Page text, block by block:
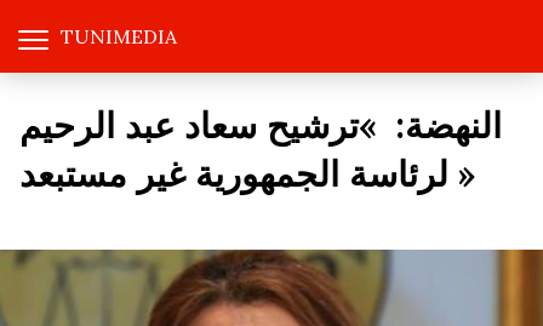
TUNIMEDIA
النهضة: »ترشيح سعاد عبد الرحيم
لرئاسة الجمهورية غير مستبعد »